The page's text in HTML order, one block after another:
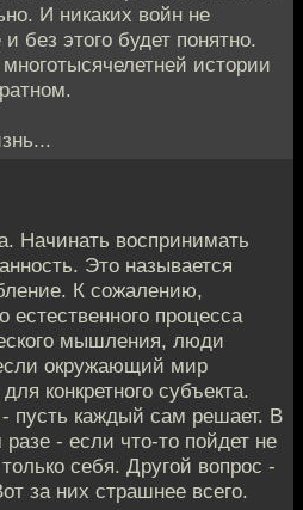
И никаких войн не
без этого будет понятно.
истории
Начинать воспринимать
Это называется
К сожалению,
процесса
мышления, люди
окружающий мир
конкретного субъекта.
пусть каждый сам решает. В
- если что-то пойдет не
себя. Другой вопрос -
за них страшнее всего.